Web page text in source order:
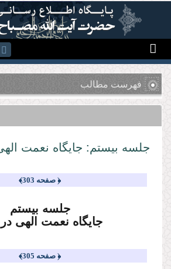
رفتن به محتوای اصلی
فهرست مطالب
جلسه بیستم: جایگاه نعمت
﴿ صفحه 303﴾
جلسه بیستم
جایگاه نعمت الهى در
﴿ صفحه 305﴾